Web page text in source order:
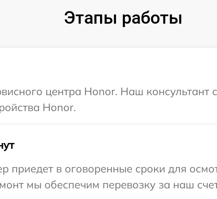
Этапы работы
центра Honor. Наш консультант
Honor.
в оговоренные сроки для
мы обеспечим перевозку за наш